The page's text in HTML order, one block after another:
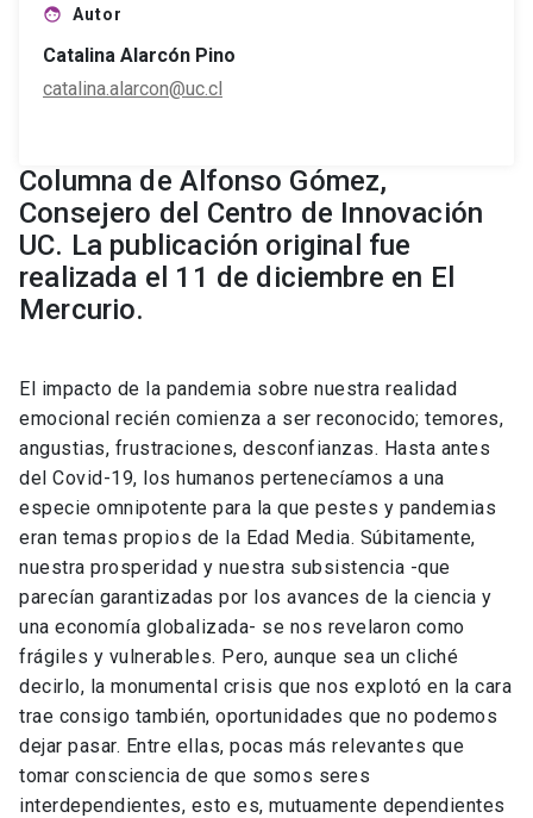
face Autor
Catalina Alarcón Pino
catalina.alarcon@uc.cl
Columna de Alfonso Gómez,
Consejero del Centro de Innovación
UC. La publicación original fue
realizada el 11 de diciembre en El
Mercurio.
El impacto de la pandemia sobre nuestra realidad
emocional recién comienza a ser reconocido; temores,
angustias, frustraciones, desconfianzas. Hasta antes
del Covid-19, los humanos pertenecíamos a una
especie omnipotente para la que pestes y pandemias
eran temas propios de la Edad Media. Súbitamente,
nuestra prosperidad y nuestra subsistencia -que
parecían garantizadas por los avances de la ciencia y
una economía globalizada- se nos revelaron como
frágiles y vulnerables. Pero, aunque sea un cliché
decirlo, la monumental crisis que nos explotó en la cara
trae consigo también, oportunidades que no podemos
dejar pasar. Entre ellas, pocas más relevantes que
tomar consciencia de que somos seres
interdependientes, esto es, mutuamente dependientes